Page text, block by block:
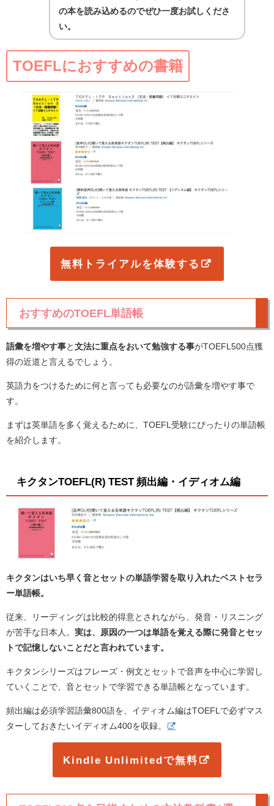
の本を読み込めるのでぜひ一度お試しくださ
い。
TOEFLにおすすめの書籍
無料トライアルを体験する
おすすめのTOEFL単語帳
語彙を増やす事と 文法に重点をおいて勉強する事がTOEFL500点獲
得の近道と言えるでしょう。
英語力をつけるために何と言っても必要なのが語彙を増やす事で
す。
まずは英単語を多く覚えるために、TOEFL受験にぴったりの単語帳
を紹介します。
キクタンTOEFL(R) TEST 頻出編・イディオム編
キクタンはいち早く音とセットの単語学習を取り入れたベストセラ
ー単語帳。
従来、リーディングは比較的得意とされながら、発音・リスニング
が苦手な日本人。 実は、原因の一つは単語を覚える際に発音とセッ
トで記憶しないことだと言われています。
キクタンシリーズはフレーズ・例文とセットで音声を中心に学習し
ていくことで、音とセットで学習できる単語帳となっています。
頻出編は必須学習語彙800語を、イディオム編はTOEFLで必ずマス
ターしておきたいイディオム400を収録。
Kindle Unlimitedで無料